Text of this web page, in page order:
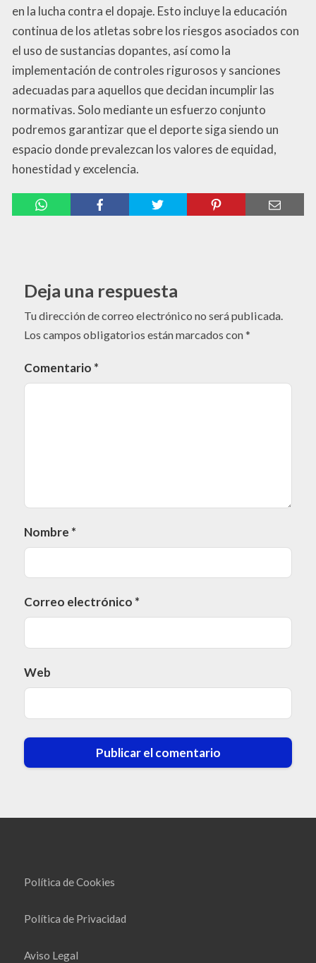
en la lucha contra el dopaje. Esto incluye la educación
continua de los atletas sobre los riesgos asociados con
el uso de sustancias dopantes, así como la
implementación de controles rigurosos y sanciones
adecuadas para aquellos que decidan incumplir las
normativas. Solo mediante un esfuerzo conjunto
podremos garantizar que el deporte siga siendo un
espacio donde prevalezcan los valores de equidad,
honestidad y excelencia.
Deja una respuesta
Tu dirección de correo electrónico no será publicada.
Los campos obligatorios están marcados con*
Comentario *
Nombre *
Correo electrónico *
Web
Política de Cookies
Política de Privacidad
Aviso Legal